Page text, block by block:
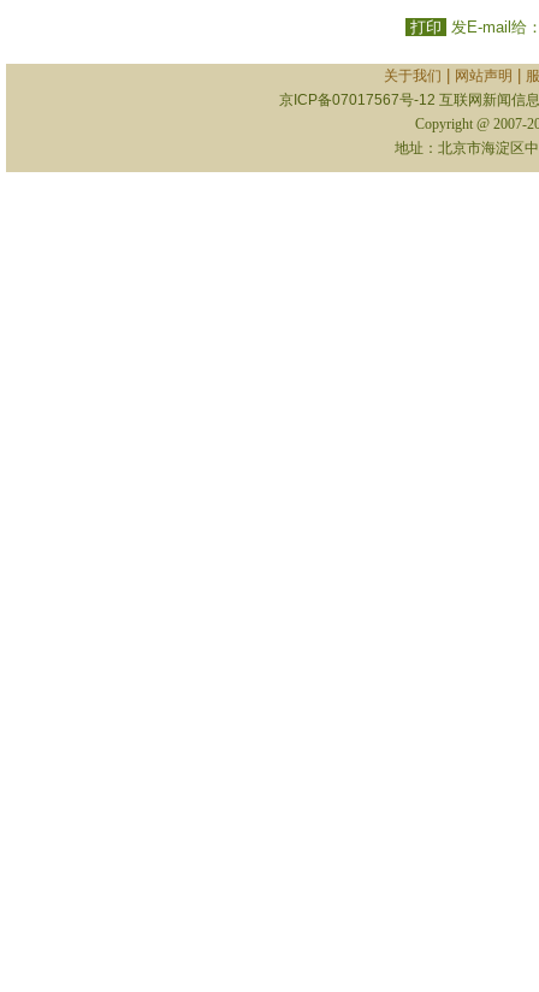
打印 发E-mail给
关于我们 网站声明
京ICP备07017567号-12 互联网新闻信
Copyright @ 2007-
地址：北京市海淀区